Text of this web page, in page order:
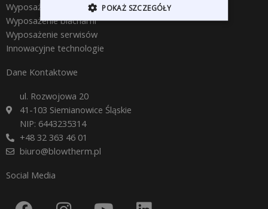
Wyposażenie lakierni
Wyposażenie blacharni
Wyposażenie serwisów
Innowacyjne technologie
Dane Kontaktowe
ul. Rozwojowa 20
41-103 Siemianowice Śląskie
NIP: 6443235314
+48 32 363 46 01
biuro@blowtherm.pl
Social Media
F I Y L
POKAŻ SZCZEGÓŁY